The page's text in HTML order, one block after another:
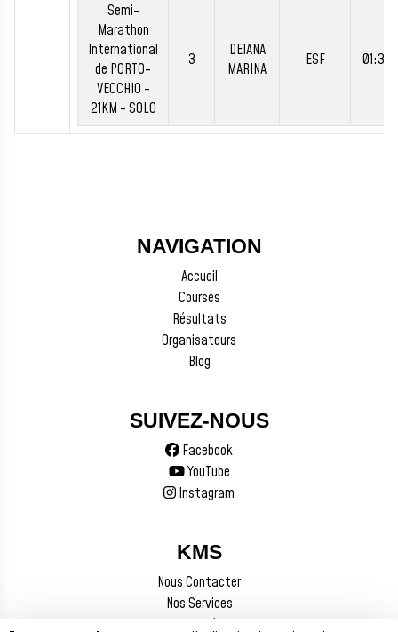
Semi-
Marathon
International
de PORTO-
VECCHIO -
21KM - SOLO
3
DEIANA
MARINA
ESF
NAVIGATION
Accueil
Courses
Résultats
Organisateurs
Blog
SUIVEZ-NOUS
Facebook
YouTube
Instagram
KMS
Nous Contacter
Nos Services
Mentions Légales